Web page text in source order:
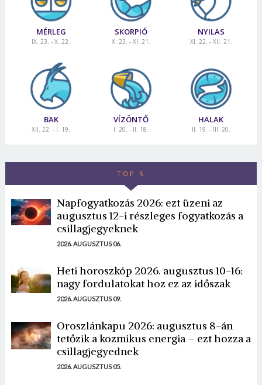
MÉRLEG
IX. 23. - X. 22.
SKORPIÓ
X. 23. - XI. 21.
NYILAS
XI. 22. - XII. 21.
BAK
XII. 22. - I. 19.
VÍZÖNTŐ
I. 20. - II. 18.
HALAK
II. 19. - III. 20.
TOP 5
Napfogyatkozás 2026: ezt üzeni az
augusztus 12-i részleges fogyatkozás a
csillagjegyeknek
2026. AUGUSZTUS 06.
Heti horoszkóp 2026. augusztus 10-16:
nagy fordulatokat hoz ez az időszak
2026. AUGUSZTUS 09.
Oroszlánkapu 2026: augusztus 8-án
tetőzik a kozmikus energia – ezt hozza a
csillagjegyednek
2026. AUGUSZTUS 05.